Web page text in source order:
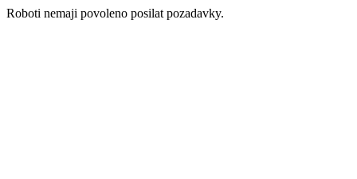
Roboti nemaji povoleno posilat pozadavky.